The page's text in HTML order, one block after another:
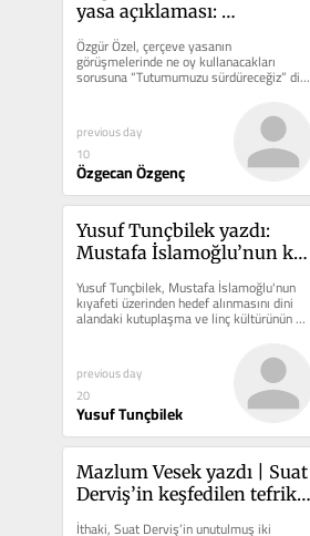
yasa açıklaması:
“Meselenin Meclis
zemininde çözülmesine
yönelik tutumumuzu
Özgür Özel, çerçeve yasanın
görüşmelerinde ne oy kullanacakları
sorusuna “Tutumumuzu sürdüreceğiz” diye
previous day
10
Özgecan Özgenç
Yusuf Tunçbilek yazdı:
Mustafa İslamoğlu’nun kot
pantolonlu ve akıllı saatli
yeni tarzı
Yusuf Tunçbilek, Mustafa İslamoğlu'nun
kıyafeti üzerinden hedef alınmasını dini
alandaki kutuplaşma ve linç kültürünün
yansıması olarak yorumladı.
previous day
20
Yusuf Tunçbilek
Mazlum Vesek yazdı | Suat
Derviş’in keşfedilen tefrika
İthaki, Suat Derviş’in unutulmuş iki